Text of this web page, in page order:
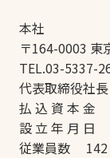
本社
〒164-0003 東
TEL.03-5337-
代表取締役社
払 込 資 本 金
設 立 年 月 日
従業員数 142